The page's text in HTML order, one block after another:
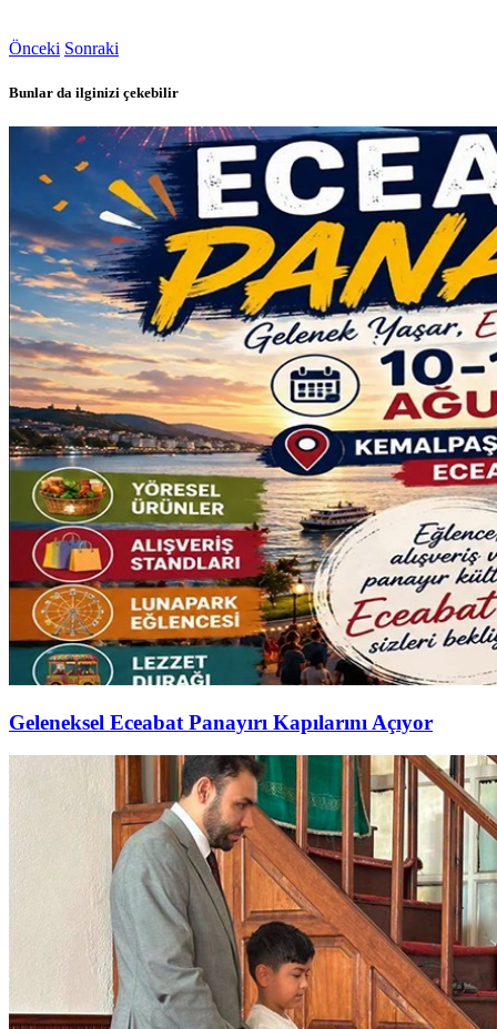
Önceki Sonraki
Bunlar da ilginizi çekebilir
Geleneksel Eceabat Panayırı Kapılarını Açıyor